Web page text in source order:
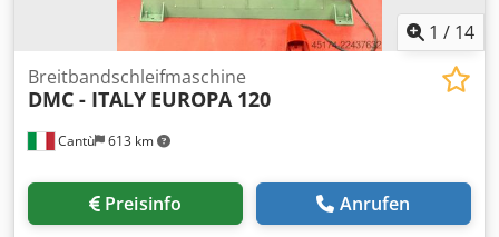
1 / 14
Cantù 613 km
Breitbandschleifmaschine
DMC - ITALY EUROPA 120
Preisinfo Anrufen